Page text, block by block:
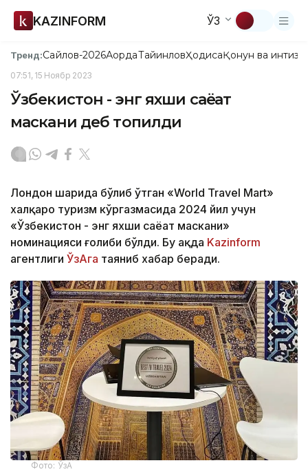
KAZINFORM ЎЗ
Тренд:Сайлов-2026АқордаТайинловҲодисаҚонун ва
07:51, 15 Ноябр 2023
Ўзбекистон - энг яхши саёҳат
маскани деб топилди
Лондон шаҳрида бўлиб ўтган «World Travel Mart»
халқаро туризм кўргазмасида 2024 йил учун
«Ўзбекистон - энг яхши саёҳат маскани»
номинацияси ғолиби бўлди. Бу ҳақда Kazinform
агентлиги ЎзАга таяниб хабар беради.
Фото: ЎзА